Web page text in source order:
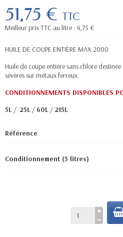
51,75 € TTC
Meilleur prix TTC au litre : 4,75 €
HUILE DE COUPE ENTIÈRE MAX 2000
Huile de coupe entière sans chlore
sévères sur métaux ferreux.
CONDITIONNEMENTS DISPONIBLES
5L / 25L / 60L / 215L
Référence
Conditionnement (5 litres)